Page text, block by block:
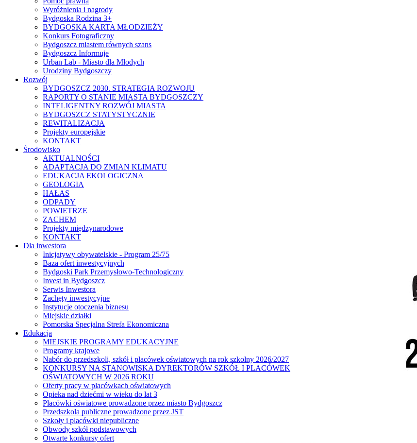
Wyróżnienia i nagrody
Bydgoska Rodzina 3+
BYDGOSKA KARTA MŁODZIEŻY
Konkurs Fotograficzny
Bydgoszcz miastem równych szans
Bydgoszcz Informuje
Urban Lab - Miasto dla Młodych
Urodziny Bydgoszczy
Rozwój
BYDGOSZCZ 2030. STRATEGIA ROZWOJU
RAPORTY O STANIE MIASTA BYDGOSZCZY
INTELIGENTNY ROZWÓJ MIASTA
BYDGOSZCZ STATYSTYCZNIE
REWITALIZACJA
Projekty europejskie
KONTAKT
Środowisko
AKTUALNOŚCI
ADAPTACJA DO ZMIAN KLIMATU
EDUKACJA EKOLOGICZNA
GEOLOGIA
HAŁAS
ODPADY
POWIETRZE
ZACHEM
Projekty międzynarodowe
KONTAKT
Dla inwestora
Inicjatywy obywatelskie - Program 25/75
Baza ofert inwestycyjnych
Bydgoski Park Przemysłowo-Technologiczny
Invest in Bydgoszcz
Serwis Inwestora
Zachęty inwestycyjne
Instytucje otoczenia biznesu
Miejskie działki
Pomorska Specjalna Strefa Ekonomiczna
Edukacja
MIEJSKIE PROGRAMY EDUKACYJNE
Programy krajowe
Nabór do przedszkoli, szkół i placówek oświatowych na rok szkolny 2026/2027
KONKURSY NA STANOWISKA DYREKTORÓW SZKÓŁ I PLACÓWEK
OŚWIATOWYCH W 2026 ROKU
Oferty pracy w placówkach oświatowych
Opieka nad dziećmi w wieku do lat 3
Placówki oświatowe prowadzone przez miasto Bydgoszcz
Przedszkola publiczne prowadzone przez JST
Szkoły i placówki niepubliczne
Obwody szkół podstawowych
Otwarte konkursy ofert